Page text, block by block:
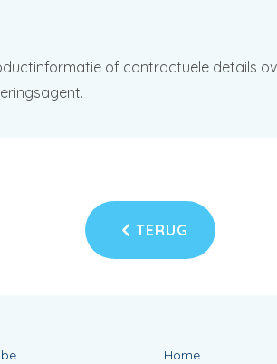
of contractuele details
TERUG
Home